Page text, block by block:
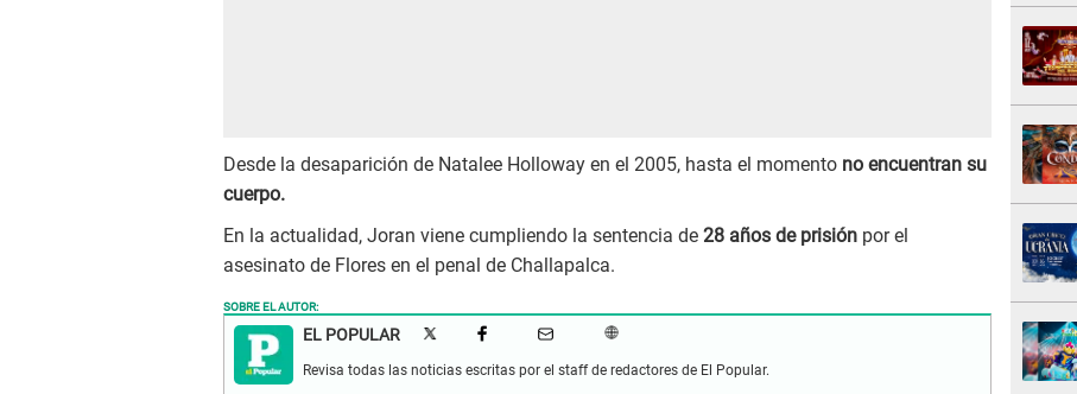
Desde la desaparición de Natalee Holloway en el 2005, hasta el momento no encuentran su
cuerpo.
En la actualidad, Joran viene cumpliendo la sentencia de 28 años de prisión por el
asesinato de Flores en el penal de Challapalca.
SOBRE EL AUTOR:
EL POPULAR
Revisa todas las noticias escritas por el staff de redactores de El Popular.